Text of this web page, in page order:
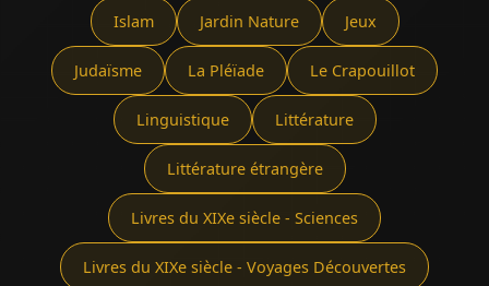
Islam Jardin Nature Jeux
Judaïsme La Pléïade Le Crapouillot
Linguistique Littérature
Littérature étrangère
Livres du XIXe siècle - Sciences
Livres du XIXe siècle - Voyages Découvertes